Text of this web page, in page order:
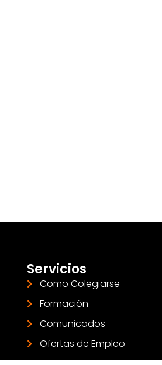
Servicios
Como Colegiarse
Formación
Comunicados
Ofertas de Empleo